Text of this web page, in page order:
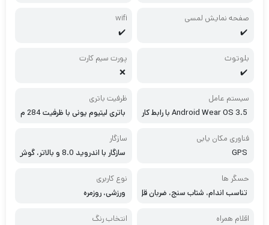
صفحه نمایش لمسی
✔️
wifi
✔️
بلوتوث
✔️
پورت سیم کارت
❌
سیستم عامل
Android Wear OS 3.5 با رابط کار
ظرفیت باتری
باتری لیتیوم یونی با ظرفیت 284 م
فناوری مکان یابی
GPS
سازگار
سازگار با اندروید 8.0 و بالاتر، گوش
حسگر ها
تناسب اندام، شتاب سنج، ضربان قل
خون
نوع کاربری
ورزشی، روزمره
اقلام همراه
انتخاب رنگ